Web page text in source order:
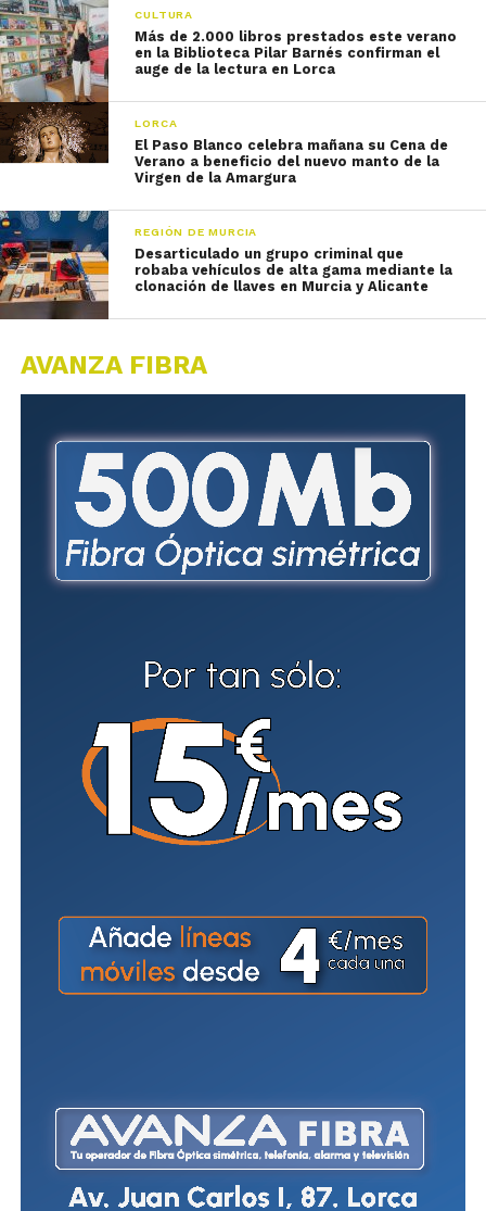
CULTURA
Más de 2.000 libros prestados este verano
en la Biblioteca Pilar Barnés confirman el
auge de la lectura en Lorca
LORCA
El Paso Blanco celebra mañana su Cena de
Verano a beneficio del nuevo manto de la
Virgen de la Amargura
REGIÓN DE MURCIA
Desarticulado un grupo criminal que
robaba vehículos de alta gama mediante la
clonación de llaves en Murcia y Alicante
AVANZA FIBRA